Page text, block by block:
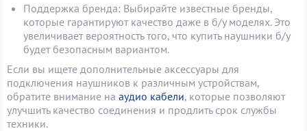
Поддержка бренда: Выбирайте известные бренды,
которые гарантируют качество даже в б/у моделях. Это
увеличивает вероятность того, что купить наушники б/у
будет безопасным вариантом.
Если вы ищете дополнительные аксессуары для
подключения наушников к различным устройствам,
обратите внимание на аудио кабели, которые позволяют
улучшить качество соединения и продлить срок службы
техники.